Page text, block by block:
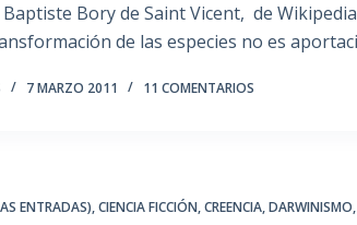
Baptiste Bory de Saint Vicent, de
de las especies no es
7 MARZO 2011 11 COMENTARIOS
ENTRADAS),CIENCIA FICCIÓN,CREENCIA,DARWINISMO